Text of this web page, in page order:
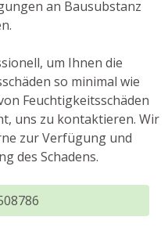
an Bausubstanz
um Ihnen die
so minimal wie
Feuchtigkeitsschäden
uns zu kontaktieren. Wir
zur Verfügung und
des Schadens.